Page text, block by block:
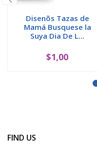
Disenõs Tazas de
Mamá Busquese la
Suya Dia De L...
$1,00
FIND US